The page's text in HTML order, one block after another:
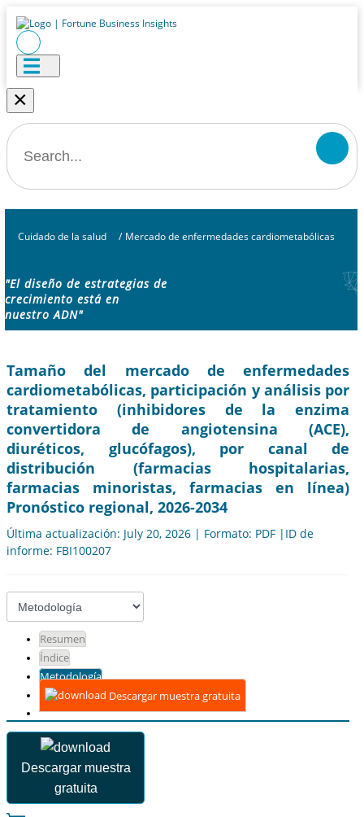
×
Cuidado de la salud / Mercado de enfermedades cardiometabólicas
"El diseño de estrategias de
crecimiento está en
nuestro ADN"
Tamaño del mercado de enfermedades
cardiometabólicas, participación y análisis por
tratamiento (inhibidores de la enzima
convertidora de angiotensina (ACE),
diuréticos, glucófagos), por canal de
distribución (farmacias hospitalarias,
farmacias minoristas, farmacias en línea)
Pronóstico regional, 2026-2034
Última actualización: July 20, 2026 | Formato: PDF |ID de
informe: FBI100207
Resumen
Índice
Metodología
Descargar muestra gratuita
Descargar muestra
gratuita